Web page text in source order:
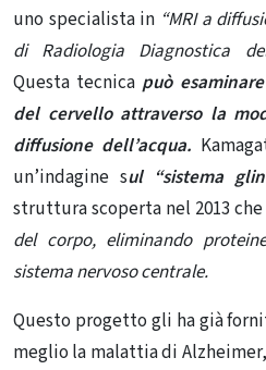
uno specialista in “MRI a
di Radiologia Diagnostica
Questa tecnicapuò
del cervello attraverso la
diffusione dell’acqua.
un’indagine sul “sistema
struttura scoperta nel 2013 che
del corpo, eliminando
sistema nervoso centrale.
Questo progetto gli ha già
meglio la malattia di